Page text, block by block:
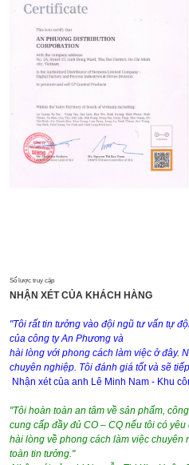
Số lược truy cập
NHẬN XÉT CỦA KHÁCH HÀNG
"Tôi rất tin tưởng vào đội ngũ tư vấn tự
của công ty An Phương và
hài lòng với phong cách làm việc ở đây.
chuyên nghiệp. Tôi đánh giá tốt và sẽ
Nhận xét của anh Lê Minh Nam - Khu
"Tôi hoàn toàn an tâm về sản phẩm,
cung cấp đầy đủ CO – CQ nếu tôi có
hài lòng về phong cách làm việc chuyên
toàn tin tưởng."